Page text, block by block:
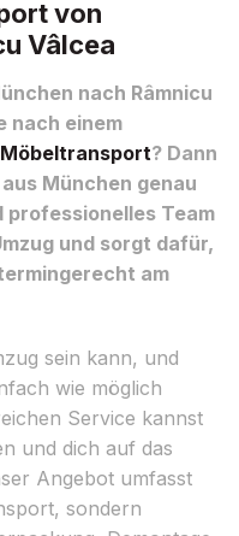
von
Vâlcea
nach Râmnicu
nach einem
Möbeltransport? Dann
München genau
Team
und sorgt dafür,
am
sein kann, und
wie möglich
Service kannst
und dich auf das
Angebot umfasst
sondern